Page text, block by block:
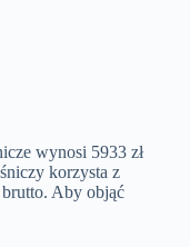
wynosi 5933 zł
korzysta z
brutto. Aby objąć